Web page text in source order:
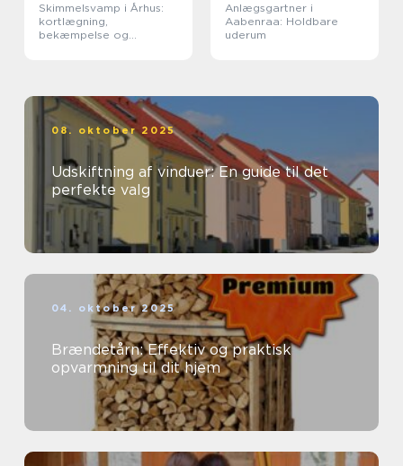
Skimmelsvamp i Århus:
kortlægning,
bekæmpelse og
Anlægsgartner i
Aabenraa: Holdbare
uderum
08. oktober 2025
Udskiftning af vinduer: En guide til det
perfekte valg
04. oktober 2025
Brændetårn: Effektiv og praktisk
opvarmning til dit hjem